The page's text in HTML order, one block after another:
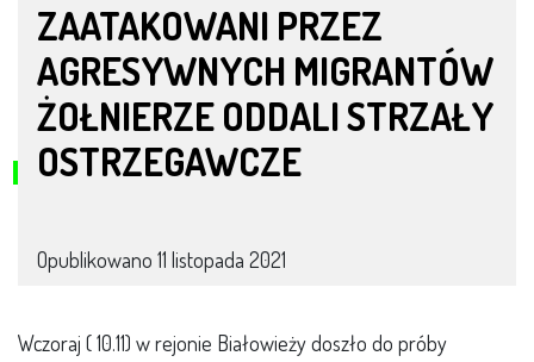
ZAATAKOWANI PRZEZ
AGRESYWNYCH MIGRANTÓW
ŻOŁNIERZE ODDALI STRZAŁY
OSTRZEGAWCZE
Opublikowano 11 listopada 2021
Wczoraj ( 10.11) w rejonie Białowieży doszło do próby